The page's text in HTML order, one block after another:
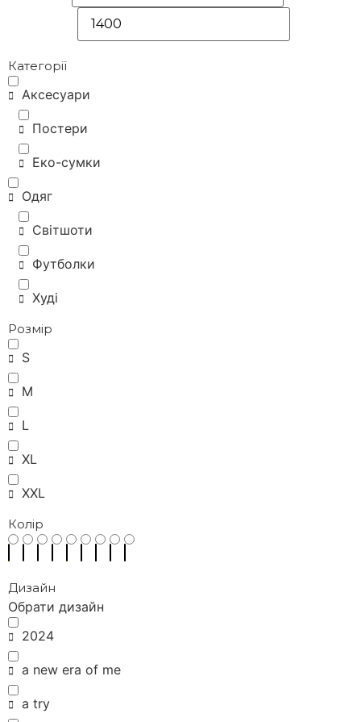
Категорії
Аксесуари
Постери
Еко-сумки
Одяг
Світшоти
Футболки
Худі
Розмір
S
M
L
XL
XXL
Колір
Дизайн
Обрати дизайн
2024
a new era of me
a try